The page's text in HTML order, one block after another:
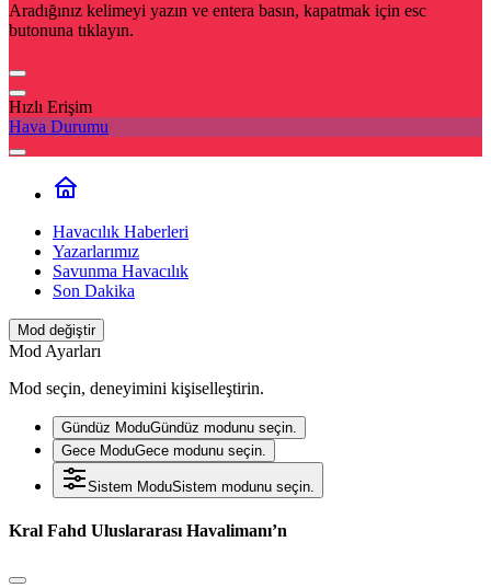
Aradığınız kelimeyi yazın ve entera basın, kapatmak için esc
butonuna tıklayın.
Hızlı Erişim
Hava Durumu
Havacılık Haberleri
Yazarlarımız
Savunma Havacılık
Son Dakika
Mod değiştir
Mod Ayarları
Mod seçin, deneyimini kişiselleştirin.
Gündüz ModuGündüz modunu seçin.
Gece ModuGece modunu seçin.
Sistem ModuSistem modunu seçin.
Kral Fahd Uluslararası Havalimanı’n